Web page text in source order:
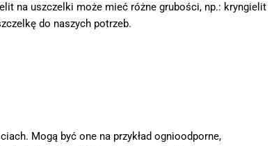
na uszczelki może mieć różne grubości, np.: kryngielit
do naszych potrzeb.
Mogą być one na przykład ognioodporne,